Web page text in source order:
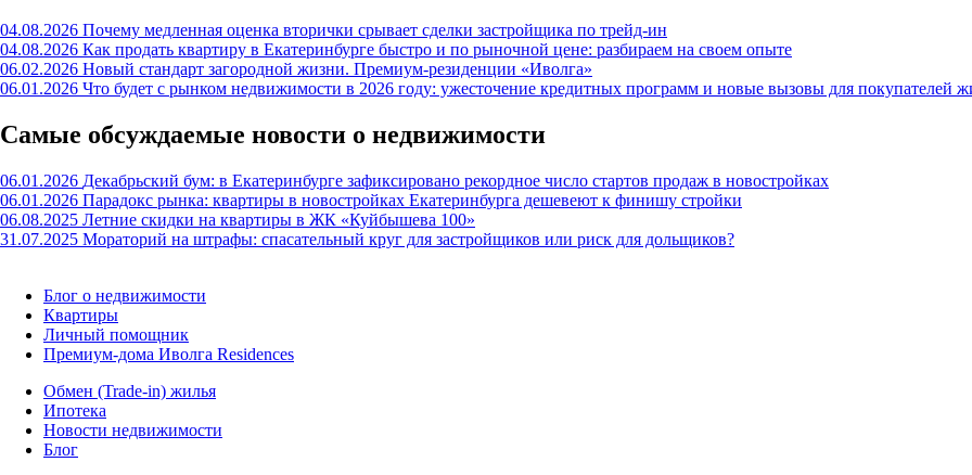
04.08.2026 Почему медленная оценка вторички срывает сделки застройщика по трейд-ин
04.08.2026 Как продать квартиру в Екатеринбурге быстро и по рыночной цене: разбираем на своем опыте
06.02.2026 Новый стандарт загородной жизни. Премиум-резиденции «Иволга»
06.01.2026 Что будет с рынком недвижимости в 2026 году: ужесточение кредитных программ и новые вызовы для покупателей
Самые обсуждаемые новости о недвижимости
06.01.2026 Декабрьский бум: в Екатеринбурге зафиксировано рекордное число стартов продаж в новостройках
06.01.2026 Парадокс рынка: квартиры в новостройках Екатеринбурга дешевеют к финишу стройки
06.08.2025 Летние скидки на квартиры в ЖК «Куйбышева 100»
31.07.2025 Мораторий на штрафы: спасательный круг для застройщиков или риск для дольщиков?
Блог о недвижимости
Квартиры
Личный помощник
Премиум-дома Иволга Residences
Обмен (Trade-in) жилья
Ипотека
Новости недвижимости
Блог